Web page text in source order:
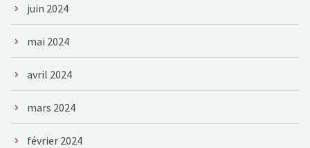
juin 2024
mai 2024
avril 2024
mars 2024
février 2024